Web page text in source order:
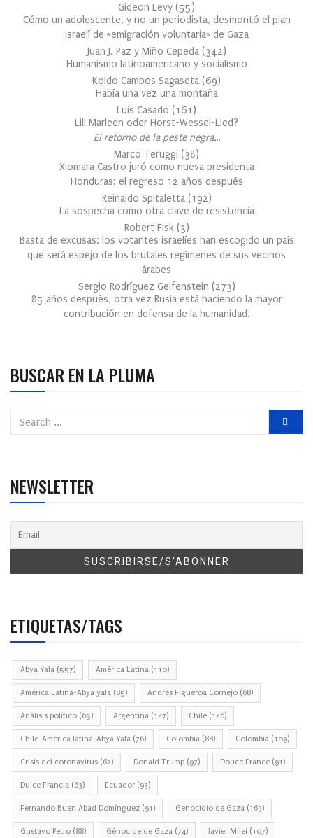
Gideon Levy (55)
Cómo un adolescente, y no un periodista, desmontó el plan
israelí de «emigración voluntaria» de Gaza
Juan J. Paz y Miño Cepeda (342)
Humanismo latinoamericano y socialismo
Koldo Campos Sagaseta (69)
Había una vez una montaña
Luis Casado (161 )
Lili Marleen oder Horst-Wessel-Lied?
El retorno de la peste negra…
Marco Teruggi (38)
Xiomara Castro juró como nueva presidenta
Honduras: el regreso 12 años después
Reinaldo Spitaletta (192)
La sospecha como otra clave de resistencia
Robert Fisk (3)
Basta de excusas: los votantes israelíes han escogido un país
que será espejo de los brutales regímenes de sus vecinos
árabes
Sergio Rodríguez Gelfenstein (273)
85 años después, otra vez Rusia está haciendo la mayor
contribución en defensa de la humanidad.
BUSCAR EN LA PLUMA
NEWSLETTER
ETIQUETAS/TAGS
Abya Yala (557) América Latina (110)
América Latina-Abya yala (85) Andrés Figueroa Cornejo (68)
Análisis político (65) Argentina (147) Chile (146)
Chile-America latina-Abya Yala (76) Colombia (88) Colombia (109)
Crisis del coronavirus (62) Donald Trump (97) Douce France (91)
Dulce Francia (63) Ecuador (93)
Fernando Buen Abad Domínguez (91) Genocidio de Gaza (163)
Gustavo Petro (88) Génocide de Gaza (74) Javier Milei (107)